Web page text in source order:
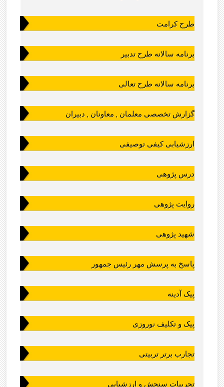
طرح کرامت
برنامه سالانه طرح تدبیر
برنامه سالانه طرح تعالی
گزارش تخصصی معلمان , معاونان , دبیران
ارزشیابی کیفی توصیفی
درس پژوهی
روایت پژوهی
شهید پژوهی
پاسخ به پرسش مهر رئیس جمهور
پیک آدینه
پیک و تکلیف نوروزی
تجارب برتر تربیتی
تجربیات سنجش و ارزشیابی